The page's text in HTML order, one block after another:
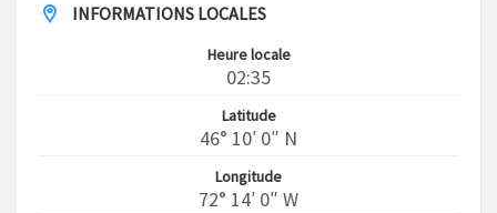
INFORMATIONS LOCALES
Heure locale
02:35
Latitude
46° 10′ 0″ N
Longitude
72° 14′ 0″ W